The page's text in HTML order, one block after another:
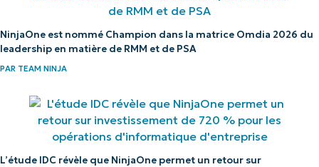
NinjaOne est nommé Champion dans la matrice Omdia 2026 du
leadership en matière de RMM et de PSA
PAR TEAM NINJA
L’étude IDC révèle que NinjaOne permet un retour sur